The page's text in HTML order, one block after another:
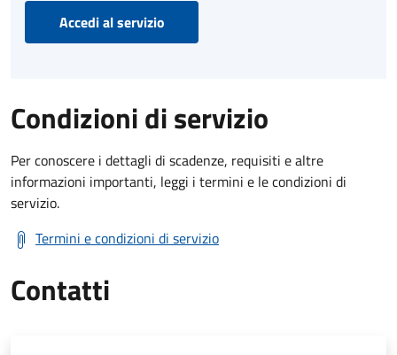
Accedi al servizio
Condizioni di servizio
Per conoscere i dettagli di scadenze, requisiti e altre
informazioni importanti, leggi i termini e le condizioni di
servizio.
Termini e condizioni di servizio
Contatti